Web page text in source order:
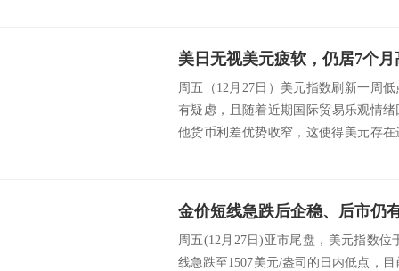
周五（12月27日）美元指数刷新一周
有疑虑，且随着近期国际贸易乐观情
他货币利差优势收窄，这使得美元存
周五(12月27日)亚市尾盘，美元指数位
线急跌至1507美元/盎司的日内低点，